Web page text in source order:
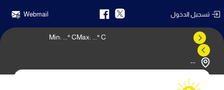
تسجيل الدخول Webmail
--
Max: ° C
Min: ° C